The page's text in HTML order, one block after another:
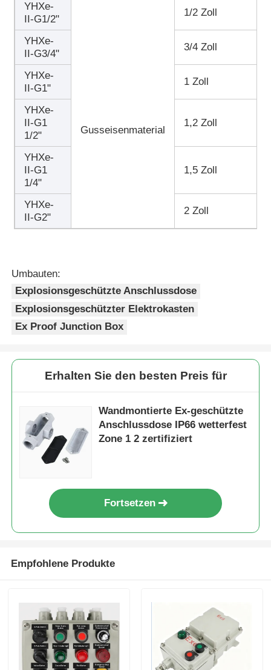
YHXe-
II-G1/2"
Gusseisenmaterial
1/2 Zoll
YHXe-
II-G3/4"
3/4 Zoll
YHXe-
II-G1"
1 Zoll
YHXe-
II-G1
1/2"
1,2 Zoll
YHXe-
II-G1
1/4"
1,5 Zoll
YHXe-
II-G2"
2 Zoll
Umbauten:
Explosionsgeschützte Anschlussdose
Explosionsgeschützter Elektrokasten
Ex Proof Junction Box
Erhalten Sie den besten Preis für
Wandmontierte Ex-geschützte
Anschlussdose IP66 wetterfest
Zone 1 2 zertifiziert
Fortsetzen
Empfohlene Produkte